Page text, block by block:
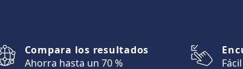
Compara los resultados
Ahorra hasta un 70 %